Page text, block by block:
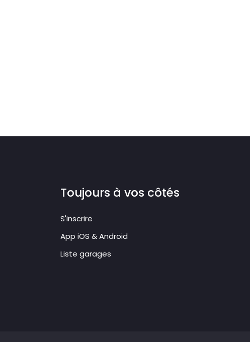
Toujours à vos côtés
S'inscrire
App iOS & Android
Liste garages